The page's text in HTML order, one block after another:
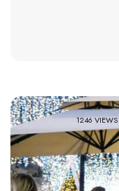
1246 VIEWS